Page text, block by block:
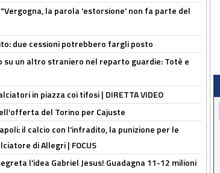
la parola 'estorsione' non fa parte del
due cessioni potrebbero fargli posto
su un altro straniero nel reparto guardie: Totè e
in piazza coi tifosi | DIRETTA VIDEO
del Torino per Cajuste
il calcio con l'infradito, la punizione per le
di Allegri | FOCUS
l'idea Gabriel Jesus! Guadagna 11-12 milioni